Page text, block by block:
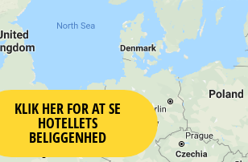
KLIK HER FOR AT SE
HOTELLETS
BELIGGENHED